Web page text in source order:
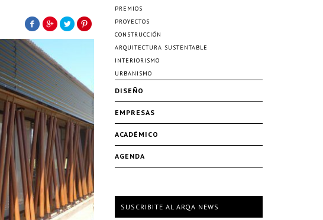
PREMIOS
PROYECTOS
CONSTRUCCIÓN
ARQUITECTURA SUSTENTABLE
INTERIORISMO
URBANISMO
DISEÑO
EMPRESAS
ACADÉMICO
AGENDA
SUSCRIBITE AL ARQA NEWS